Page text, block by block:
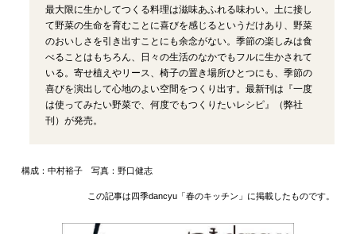
最大限に生かしてつくる料理は滋味あふれる味わい。土に接し
て野菜の生命を育むことに喜びを感じるというだけあり、野菜
のおいしさを引き出すことにも余念がない。季節の楽しみは食
べることはもちろん、日々の生活のなかでもフルに生かされて
いる。寄せ植えやリース、椅子の置き場所ひとつにも、季節の
喜びを演出して心地のよい空間をつくり出す。最新刊は『一度
は使ってみたい野菜で、何度でもつくりたいレシピ』（弊社
刊）が発売。
構成：中村裕子 写真：野口健志
この記事は四季dancyu「春のキッチン」に掲載したものです。